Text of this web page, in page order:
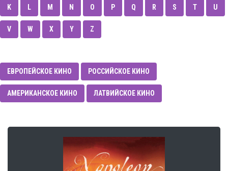
K L M N O P Q R S T U
V W X Y Z
ЕВРОПЕЙСКОЕ КИНО РОССИЙСКОЕ КИНО
АМЕРИКАНСКОЕ КИНО ЛАТВИЙСКОЕ КИНО